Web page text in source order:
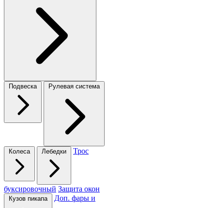
Подвеска Рулевая система
Колеса Лебедки Трос
буксировочный Защита окон
Кузов пикапа Доп. фары и